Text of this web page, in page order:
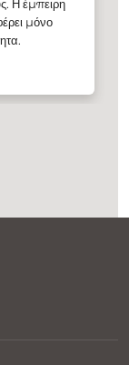
Η έμπειρη
μόνο